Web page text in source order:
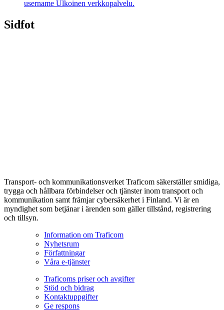
username Ulkoinen verkkopalvelu.
Sidfot
Transport- och kommunikationsverket Traficom säkerställer smidiga,
trygga och hållbara förbindelser och tjänster inom transport och
kommunikation samt främjar cybersäkerhet i Finland. Vi är en
myndighet som betjänar i ärenden som gäller tillstånd, registrering
och tillsyn.
Information om Traficom
Nyhetsrum
Författningar
Våra e-tjänster
Traficoms priser och avgifter
Stöd och bidrag
Kontaktuppgifter
Ge respons